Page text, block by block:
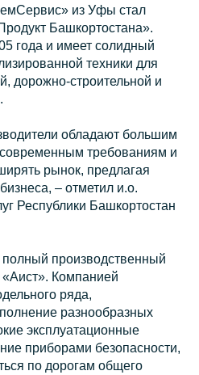
из Уфы стал
Башкортостана».
года и имеет солидный
техники для
дорожно-строительной и
обладают большим
требованиям и
рынок, предлагая
– отметил и.о.
Республики Башкортостан
производственный
Компанией
ряда,
разнообразных
эксплуатационные
приборами безопасности,
по дорогам общего